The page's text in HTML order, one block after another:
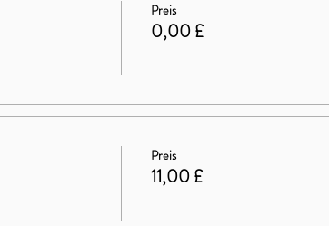
Preis
0,00 £
Preis
11,00 £